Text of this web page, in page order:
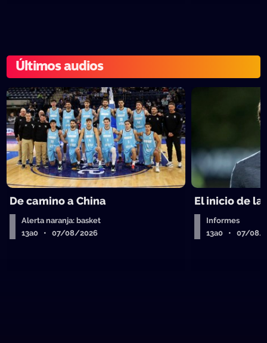
Últimos audios
De camino a China
Alerta naranja: basket
13a0 • 07/08/2026
El inicio de la
Informes
13a0 • 07/08/